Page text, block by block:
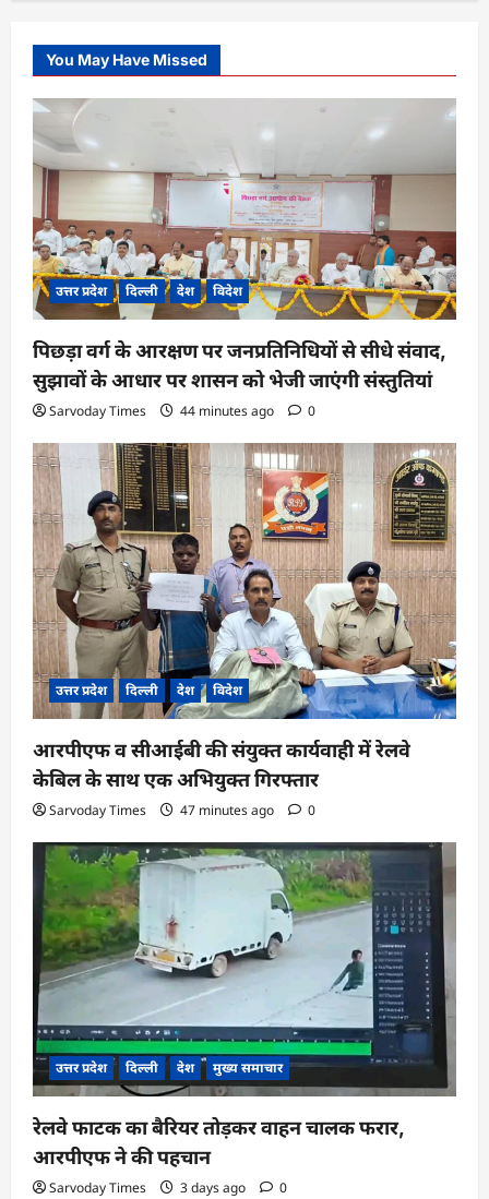
You May Have Missed
उत्तर प्रदेश दिल्ली देश विदेश
पिछड़ा वर्ग के आरक्षण पर जनप्रतिनिधियों से सीधे संवाद,
सुझावों के आधार पर शासन को भेजी जाएंगी संस्तुतियां
Sarvoday Times 44 minutes ago 0
उत्तर प्रदेश दिल्ली देश विदेश
आरपीएफ व सीआईबी की संयुक्त कार्यवाही में रेलवे
केबिल के साथ एक अभियुक्त गिरफ्तार
Sarvoday Times 47 minutes ago 0
उत्तर प्रदेश दिल्ली देश मुख्य समाचार
रेलवे फाटक का बैरियर तोड़कर वाहन चालक फरार,
आरपीएफ ने की पहचान
Sarvoday Times 3 days ago 0